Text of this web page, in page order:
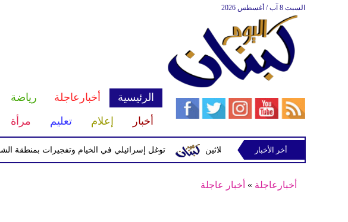
السبت 8 آب / أغسطس 2026
الرئيسية أخبارعاجلة رياضة
أخبار
إعلام تعليم مرأة
توغل إسرائيلي في الخيام وتفجيرات بمنطقة الشاليهات مسيّرة إسرائيلية في رب ثلاثين
أخر الأخبار
أخبارعاجلة » أخبار عاجلة